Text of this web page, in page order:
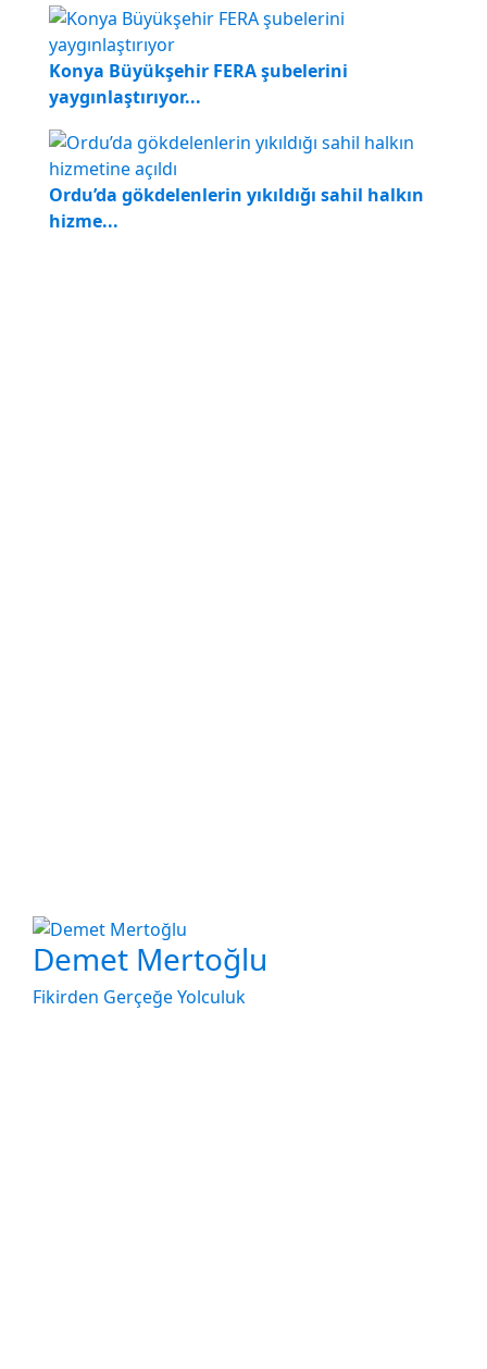
Konya Büyükşehir FERA şubelerini
yaygınlaştırıyor...
Ordu’da gökdelenlerin yıkıldığı sahil halkın
hizme...
Demet Mertoğlu
Fikirden Gerçeğe Yolculuk